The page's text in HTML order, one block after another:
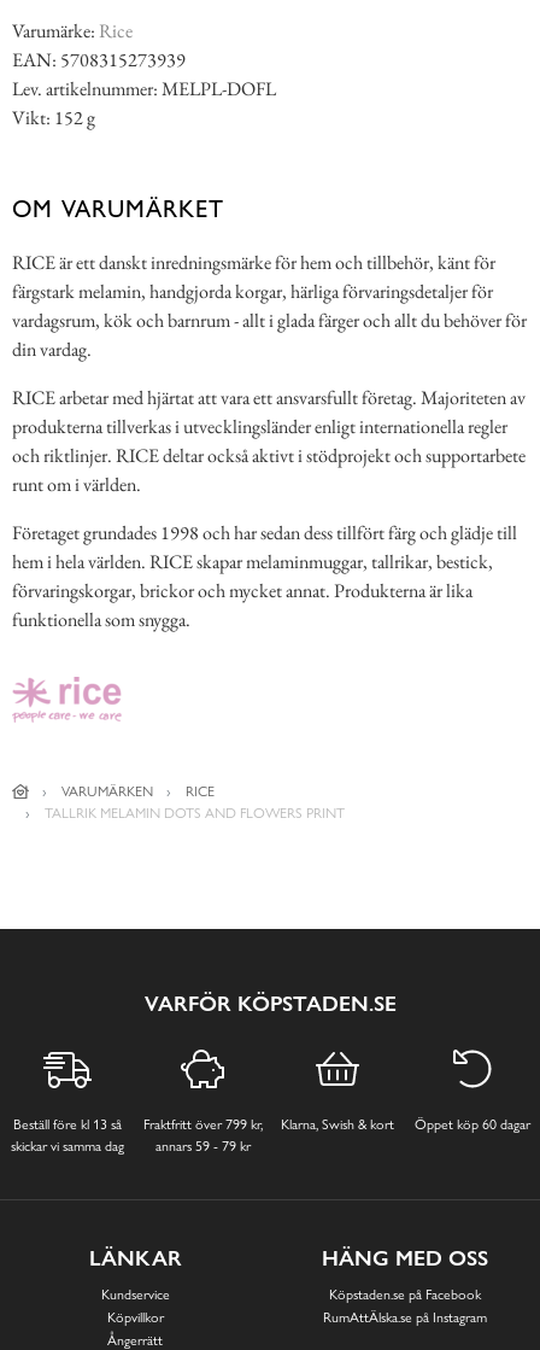
Varumärke: Rice
EAN: 5708315273939
Lev. artikelnummer: MELPL-DOFL
Vikt: 152 g
OM VARUMÄRKET
RICE är ett danskt inredningsmärke för hem och tillbehör, känt för
färgstark melamin, handgjorda korgar, härliga förvaringsdetaljer för
vardagsrum, kök och barnrum - allt i glada färger och allt du behöver för
din vardag.
RICE arbetar med hjärtat att vara ett ansvarsfullt företag. Majoriteten av
produkterna tillverkas i utvecklingsländer enligt internationella regler
och riktlinjer. RICE deltar också aktivt i stödprojekt och supportarbete
runt om i världen.
Företaget grundades 1998 och har sedan dess tillfört färg och glädje till
hem i hela världen. RICE skapar melaminmuggar, tallrikar, bestick,
förvaringskorgar, brickor och mycket annat. Produkterna är lika
funktionella som snygga.
VARUMÄRKEN
RICE
TALLRIK MELAMIN DOTS AND FLOWERS PRINT
VARFÖR KÖPSTADEN.SE
Beställ före kl 13 så
skickar vi samma dag
Fraktfritt över 799 kr,
annars 59 - 79 kr
Klarna, Swish & kort Öppet köp 60 dagar
LÄNKAR
Kundservice
Köpvillkor
Ångerrätt
HÄNG MED OSS
Köpstaden.se på Facebook
RumAttÄlska.se på Instagram